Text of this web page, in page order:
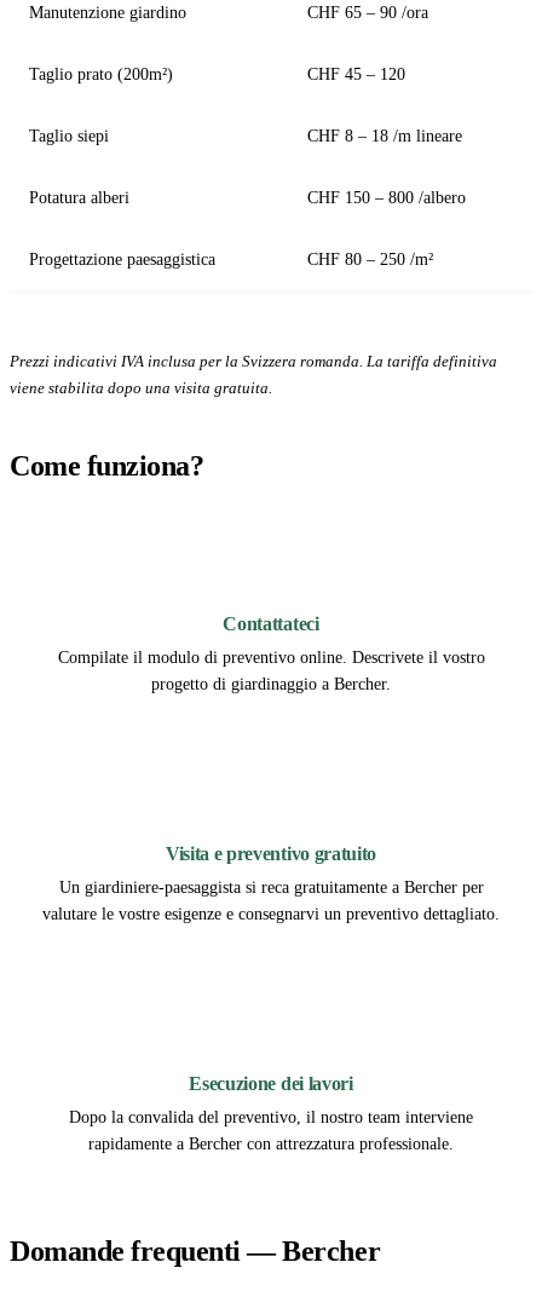
Manutenzione giardino CHF 65 – 90 /ora
Taglio prato (200m²) CHF 45 – 120
Taglio siepi CHF 8 – 18 /m lineare
Potatura alberi CHF 150 – 800 /albero
Progettazione paesaggistica CHF 80 – 250 /m²
Prezzi indicativi IVA inclusa per la Svizzera romanda. La tariffa definitiva
viene stabilita dopo una visita gratuita.
Come funziona?
Contattateci
Compilate il modulo di preventivo online. Descrivete il vostro
progetto di giardinaggio a Bercher.
Visita e preventivo gratuito
Un giardiniere-paesaggista si reca gratuitamente a Bercher per
valutare le vostre esigenze e consegnarvi un preventivo dettagliato.
Esecuzione dei lavori
Dopo la convalida del preventivo, il nostro team interviene
rapidamente a Bercher con attrezzatura professionale.
Domande frequenti — Bercher